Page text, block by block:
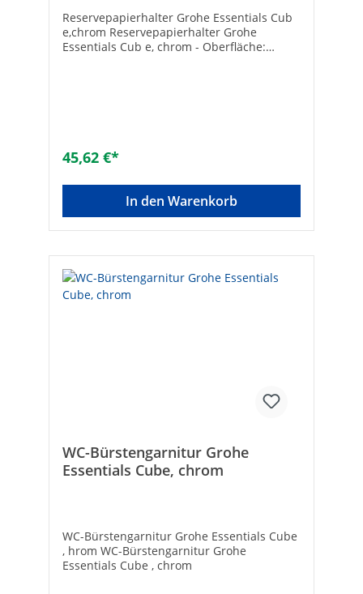
Reservepapierhalter Grohe Essentials Cub
e,chrom Reservepapierhalter Grohe
Essentials Cub e, chrom - Oberfläche:
45,62 €*
In den Warenkorb
WC-Bürstengarnitur Grohe
Essentials Cube, chrom
WC-Bürstengarnitur Grohe Essentials Cube
, hrom WC-Bürstengarnitur Grohe
Essentials Cube , chrom